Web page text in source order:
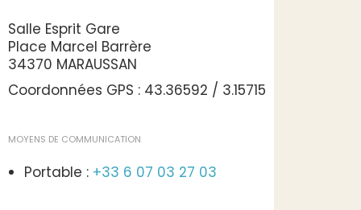
Salle Esprit Gare
Place Marcel Barrère
34370 MARAUSSAN
Coordonnées GPS : 43.36592 / 3.15715
MOYENS DE COMMUNICATION
Portable : +33 6 07 03 27 03